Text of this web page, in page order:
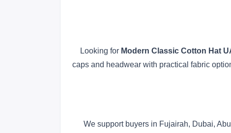
Looking for Modern Classic Cotton Hat
caps and headwear with practical fabric
We support buyers in Fujairah, Dubai,